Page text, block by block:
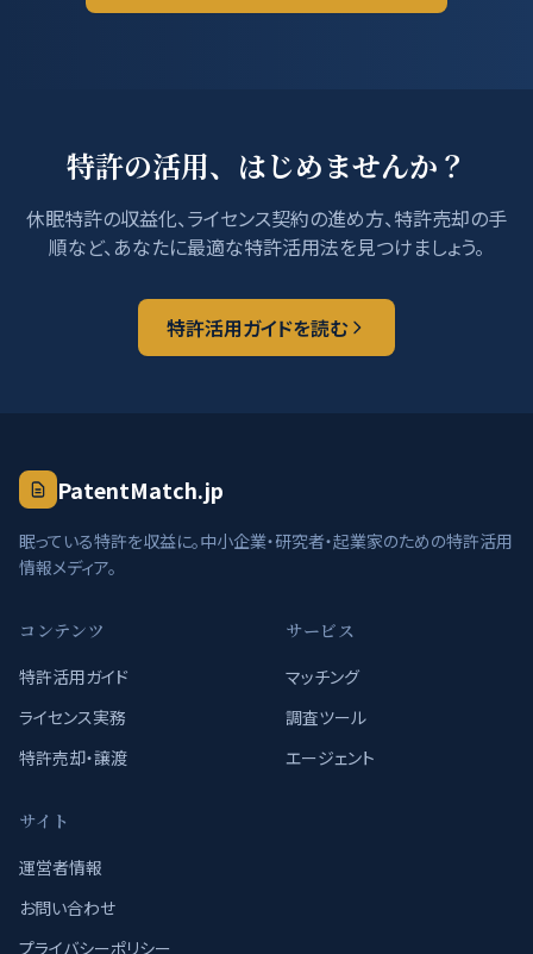
特許の活用、はじめませんか？
休眠特許の収益化、ライセンス契約の進め方、特許売却の手
順など、あなたに最適な特許活用法を見つけましょう。
特許活用ガイドを読む
PatentMatch.jp
眠っている特許を収益に。中小企業・研究者・起業家のための特許活用
情報メディア。
コンテンツ
特許活用ガイド
ライセンス実務
特許売却・譲渡
サービス
マッチング
調査ツール
エージェント
サイト
運営者情報
お問い合わせ
プライバシーポリシー